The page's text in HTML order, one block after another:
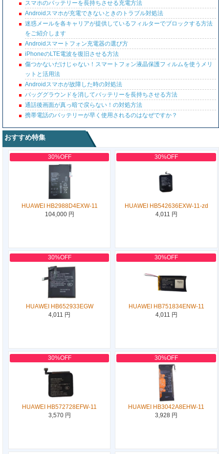
スマホのバッテリーを長持ちさせる充電方法
Androidスマホが充電できないときのトラブル対処法
迷惑メールを各キャリアが提供しているフィルターでブロックする方法
をご紹介します
Androidスマートフォン充電器の選び方
iPhoneのLTE電波を復旧させる方法
傷つかないだけじゃない！スマートフォン液晶保護フィルムを使うメリ
ットと活用法
Androidスマホが故障した時の対処法
バッググラウンドを消してバッテリーを長持ちさせる方法
通話後画面が真っ暗で戻らない！の対処方法
携帯電話のバッテリーが早く使用されるのはなぜですか？
おすすめ特集
30%OFF
HUAWEI HB2988D4EXW-11
104,000 円
30%OFF
HUAWEI HB542636EXW-11-zd
4,011 円
30%OFF
HUAWEI HB652933EGW
4,011 円
30%OFF
HUAWEI HB751834ENW-11
4,011 円
30%OFF
HUAWEI HB572728EFW-11
3,570 円
30%OFF
HUAWEI HB3042A8EHW-11
3,928 円